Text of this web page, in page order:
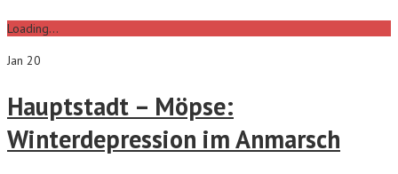
Loading...
Jan 20
Hauptstadt – Möpse:
Winterdepression im Anmarsch